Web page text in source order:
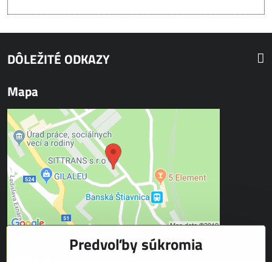
DÔLEŽITÉ ODKAZY
Mapa
Predvoľby súkromia